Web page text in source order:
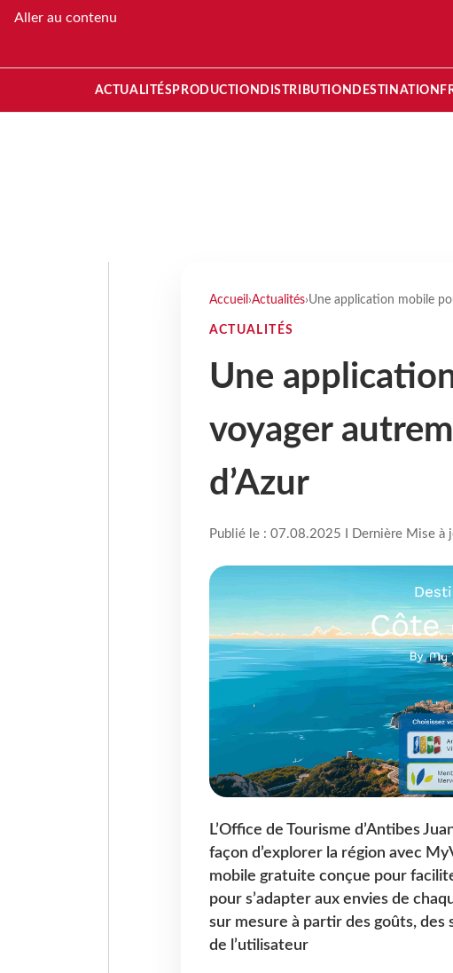
Aller au contenu
ACTUALITÉS PRODUCTION DISTRIBUTION DESTINATION
Accueil ›Actualités›Une application mobile
ACTUALITÉS
Une
voyager
d’Azur
Publié le : 07.08.2025 I Dernière Mise à
L’Office de Tourisme d’Antibes
façon d’explorer la région avec
mobile gratuite conçue pour
pour s’adapter aux envies de
sur mesure à partir des goûts, des
de l’utilisateur